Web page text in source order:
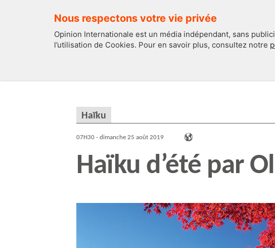
Nous respectons votre vie privée
Opinion Internationale est un média indépendant, sans
l’utilisation de Cookies. Pour en savoir plus, consultez notre
Haïku
07H30 - dimanche 25 août 2019
Haïku d’été par